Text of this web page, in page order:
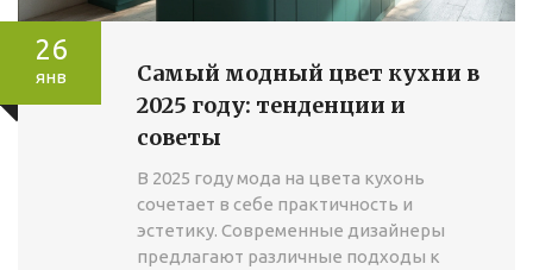
26
янв
Самый модный цвет кухни в
2025 году: тенденции и
советы
В 2025 году мода на цвета кухонь
сочетает в себе практичность и
эстетику. Современные дизайнеры
предлагают различные подходы к